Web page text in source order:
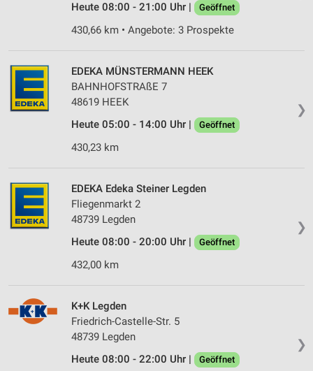
Heute 08:00 - 21:00 Uhr |
Geöffnet
430,66 km • Angebote: 3 Prospekte
❯
EDEKA MÜNSTERMANN HEEK
BAHNHOFSTRAßE 7
48619 HEEK
Heute 05:00 - 14:00 Uhr |
Geöffnet
430,23 km
❯
EDEKA Edeka Steiner Legden
Fliegenmarkt 2
48739 Legden
Heute 08:00 - 20:00 Uhr |
Geöffnet
432,00 km
❯
K+K Legden
Friedrich-Castelle-Str. 5
48739 Legden
Heute 08:00 - 22:00 Uhr |
Geöffnet